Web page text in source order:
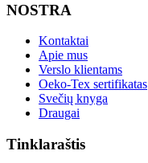
NOSTRA
Kontaktai
Apie mus
Verslo klientams
Oeko-Tex sertifikatas
Svečių knyga
Draugai
Tinklaraštis